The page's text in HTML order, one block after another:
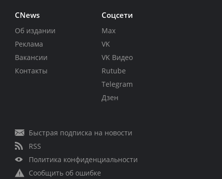
CNews
Об издании
Реклама
Вакансии
Контакты
Соцсети
Max
VK
VK Видео
Rutube
Telegram
Дзен
Быстрая подписка на новости
RSS
Политика конфиденциальности
Сообщить об ошибке